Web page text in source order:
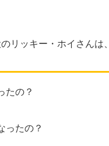
リッキー・ホイさんは、
たの？
ったの？